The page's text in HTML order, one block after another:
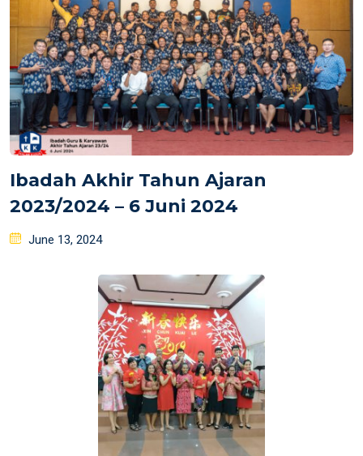
Ibadah Akhir Tahun Ajaran
2023/2024 – 6 Juni 2024
Posted
June 13, 2024